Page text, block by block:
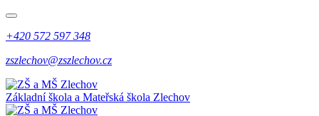
+420 572 597 348
zszlechov@zszlechov.cz
Základní škola a Mateřská škola Zlechov